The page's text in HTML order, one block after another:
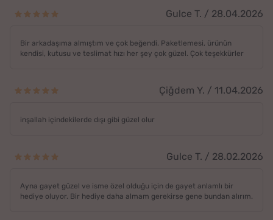
Gulce T. / 28.04.2026
Bir arkadaşıma almıştım ve çok beğendi. Paketlemesi, ürünün
kendisi, kutusu ve teslimat hızı her şey çok güzel. Çok teşekkürler
Çiğdem Y. / 11.04.2026
inşallah içindekilerde dışı gibi güzel olur
Gulce T. / 28.02.2026
Ayna gayet güzel ve isme özel olduğu için de gayet anlamlı bir
hediye oluyor. Bir hediye daha almam gerekirse gene bundan alırım.